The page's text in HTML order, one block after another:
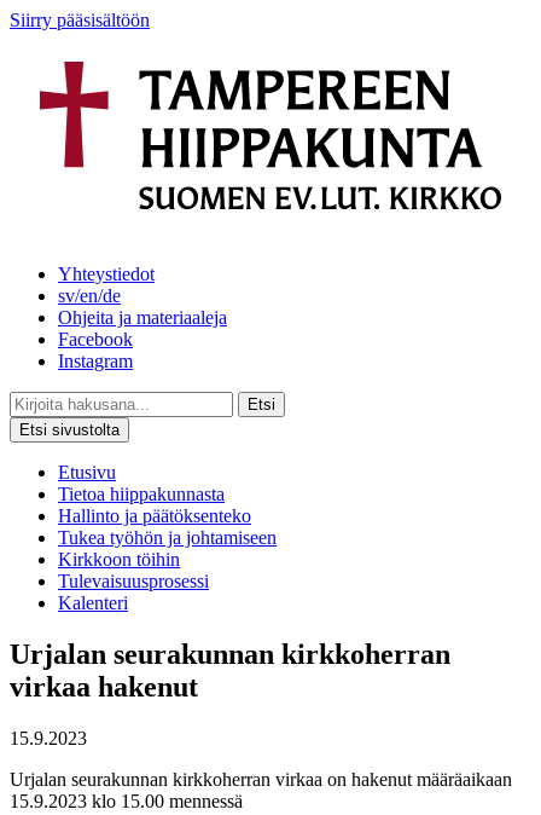
Siirry pääsisältöön
Yhteystiedot
sv/en/de
Ohjeita ja materiaaleja
Facebook
Instagram
Etsi
Etsi sivustolta
Etusivu
Tietoa hiippakunnasta
Hallinto ja päätöksenteko
Tukea työhön ja johtamiseen
Kirkkoon töihin
Tulevaisuusprosessi
Kalenteri
Urjalan seurakunnan kirkkoherran
virkaa hakenut
15.9.2023
Urjalan seurakunnan kirkkoherran virkaa on hakenut määräaikaan
15.9.2023 klo 15.00 mennessä